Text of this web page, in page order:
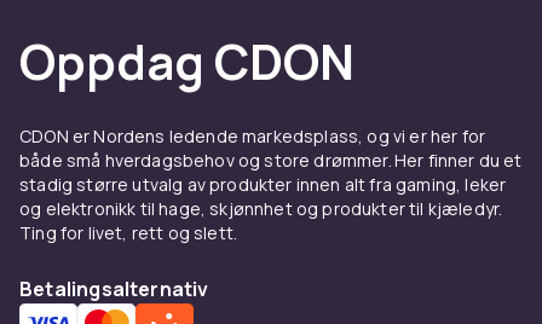
LEGO, Barbie og Schleich til
konkurransedyktige priser med rask levering
Sammenlign produkter og les
kundeanmeldelser for å finne beste leketøy. Vi
har et stort sortiment til alle budsjetter.
LEGO, Barbie og Schleich til
konkurransedyktige priser med rask levering
Oppdag CDON
CDON er Nordens ledende markedsplass, og vi er her for
både små hverdagsbehov og store drømmer. Her finner du et
stadig større utvalg av produkter innen alt fra gaming, leker
og elektronikk til hage, skjønnhet og produkter til kjæledyr.
Ting for livet, rett og slett.
Betalingsalternativ